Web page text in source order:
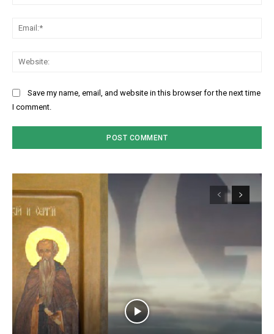
Save my name, email, and website in this browser for the next time
I comment.